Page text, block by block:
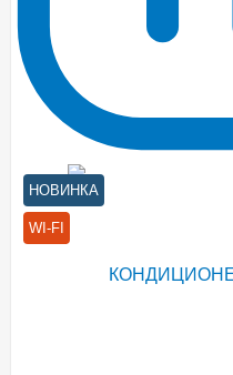
НОВИНКА
WI-FI